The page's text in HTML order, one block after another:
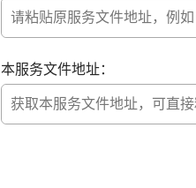
本服务文件地址：